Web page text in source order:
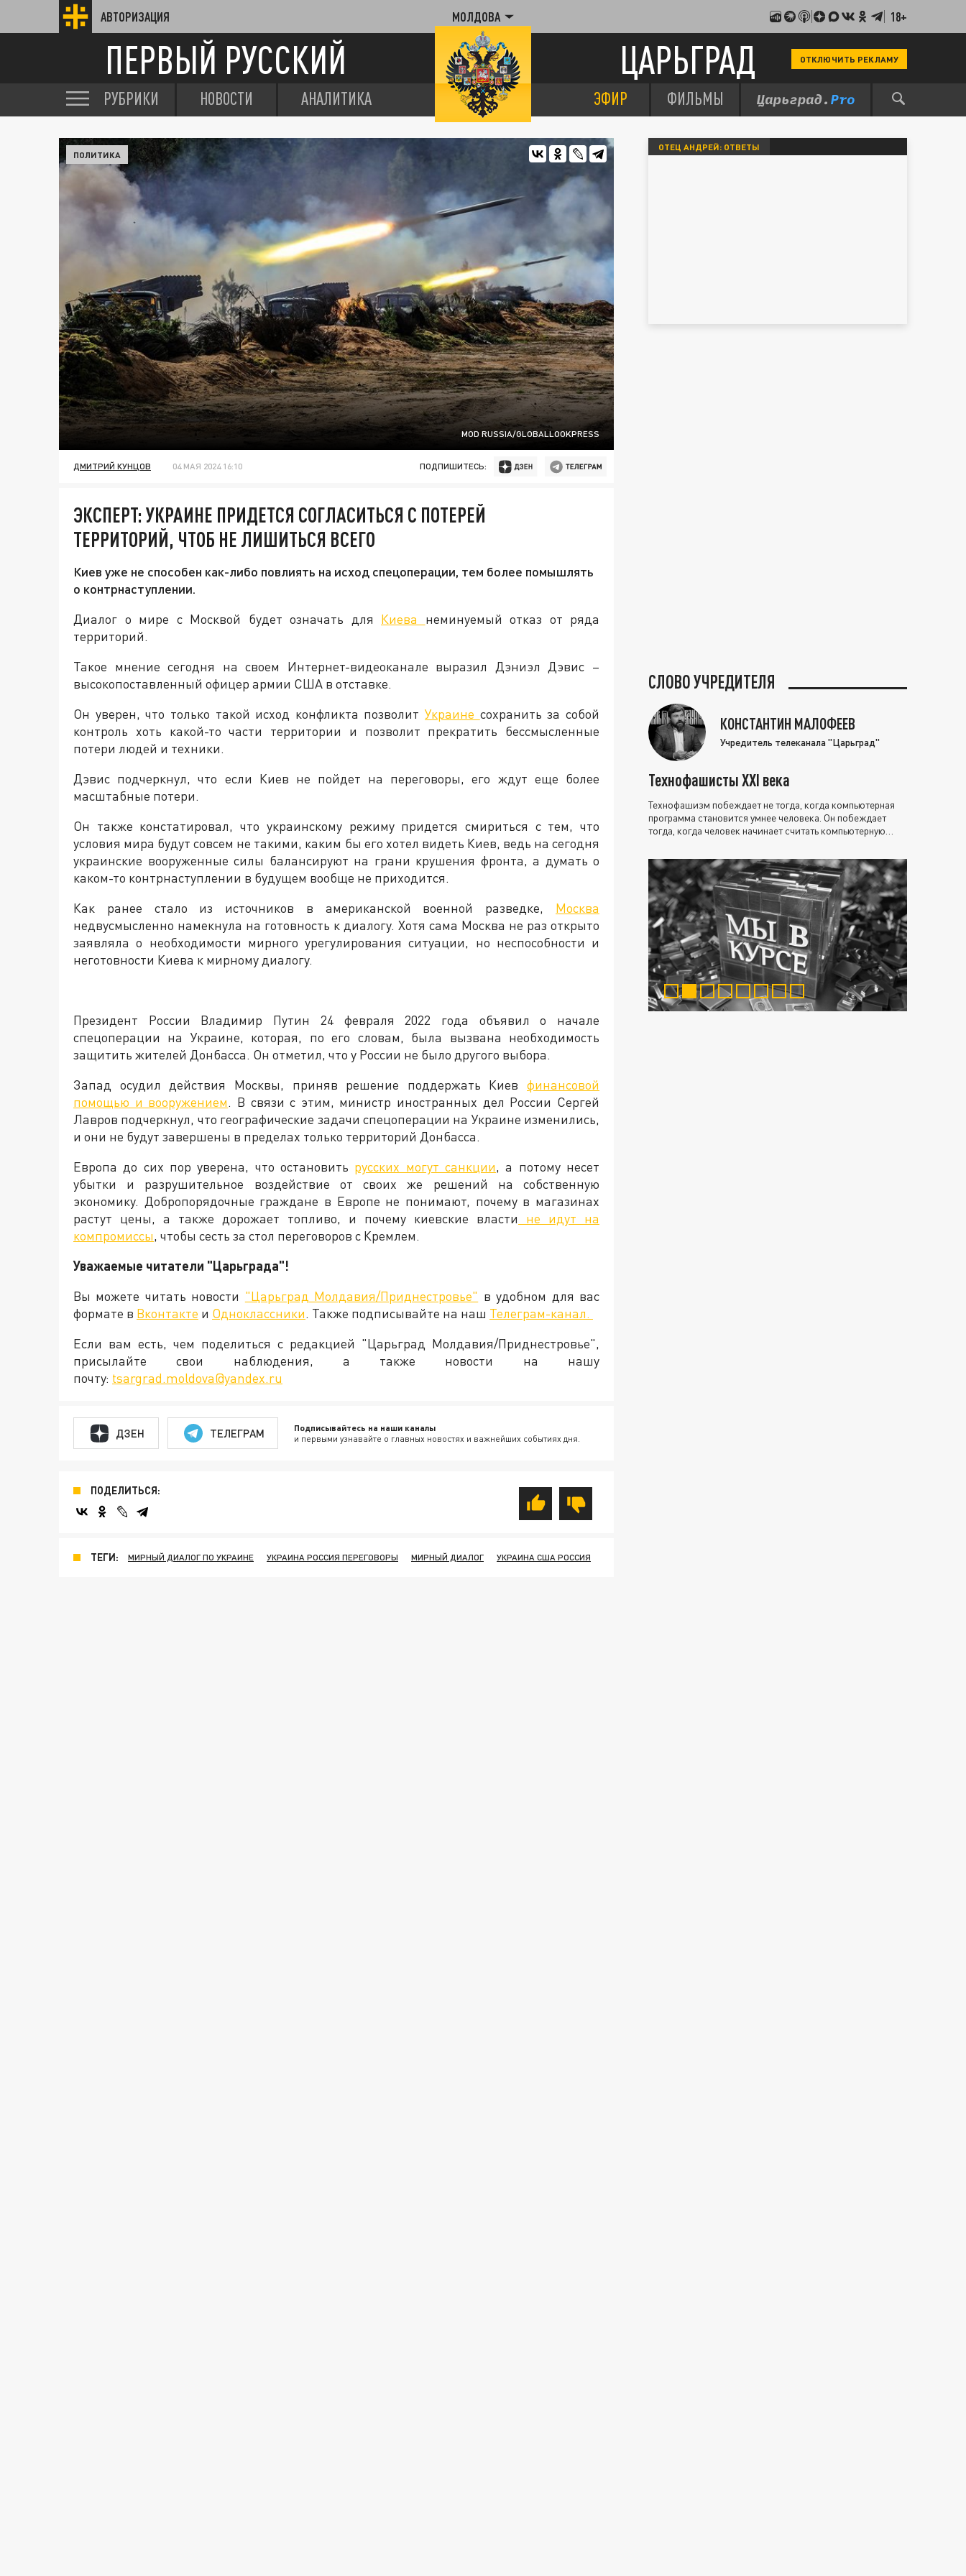
АВТОРИЗАЦИЯ МОЛДОВА 18+
ПЕРВЫЙ РУССКИЙ ЦАРЬГРАД ОТКЛЮЧИТЬ РЕКЛАМУ
РУБРИКИ НОВОСТИ АНАЛИТИКА ЭФИР ФИЛЬМЫ
MOD RUSSIA/GLOBALLOOKPRESS
ПОЛИТИКА
ДМИТРИЙ КУНЦОВ 04 МАЯ 2024 16:10 ПОДПИШИТЕСЬ:
ЭКСПЕРТ: УКРАИНЕ ПРИДЕТСЯ СОГЛАСИТЬСЯ С ПОТЕРЕЙ
ТЕРРИТОРИЙ, ЧТОБ НЕ ЛИШИТЬСЯ ВСЕГО
Киев уже не способен как-либо повлиять на исход спецоперации, тем более помышлять
о контрнаступлении.
Диалог о мире с Москвой будет означать для Киева неминуемый отказ от ряда
территорий.
Такое мнение сегодня на своем Интернет-видеоканале выразил Дэниэл Дэвис –
высокопоставленный офицер армии США в отставке.
Он уверен, что только такой исход конфликта позволитУкраине сохранить за собой
контроль хоть какой-то части территории и позволит прекратить бессмысленные
потери людей и техники.
Дэвис подчеркнул, что если Киев не пойдет на переговоры, его ждут еще более
масштабные потери.
Он также констатировал, что украинскому режиму придется смириться с тем, что
условия мира будут совсем не такими, каким бы его хотел видеть Киев, ведь на сегодня
украинские вооруженные силы балансируют на грани крушения фронта, а думать о
каком-то контрнаступлении в будущем вообще не приходится.
Как ранее стало из источников в американской военной разведке, Москва
недвусмысленно намекнула на готовность к диалогу. Хотя сама Москва не раз открыто
заявляла о необходимости мирного урегулирования ситуации, но неспособности и
неготовности Киева к мирному диалогу.
Президент России Владимир Путин 24 февраля 2022 года объявил о начале
спецоперации на Украине, которая, по его словам, была вызвана необходимость
защитить жителей Донбасса. Он отметил, что у России не было другого выбора.
Запад осудил действия Москвы, приняв решение поддержать Киев финансовой
помощью и вооружением. В связи с этим, министр иностранных дел России Сергей
Лавров подчеркнул, что географические задачи спецоперации на Украине изменились,
и они не будут завершены в пределах только территорий Донбасса.
Европа до сих пор уверена, что остановить русских могут санкции, а потому несет
убытки и разрушительное воздействие от своих же решений на собственную
экономику. Добропорядочные граждане в Европе не понимают, почему в магазинах
растут цены, а также дорожает топливо, и почему киевские власти не идут на
компромиссы, чтобы сесть за стол переговоров с Кремлем.
Уважаемые читатели "Царьграда"!
Вы можете читать новости "Царьград Молдавия/Приднестровье" в удобном для вас
формате в Вконтакте и Одноклассники. Также подписывайте на наш Телеграм-канал.
Если вам есть, чем поделиться с редакцией "Царьград Молдавия/Приднестровье",
присылайте свои наблюдения, а также новости на нашу
почту: tsargrad.moldova@yandex.ru
ДЗЕН ТЕЛЕГРАМ Подписывайтесь на наши каналы
и первыми узнавайте о главных новостях и важнейших событиях дня.
ПОДЕЛИТЬСЯ:
ТЕГИ: МИРНЫЙ ДИАЛОГ ПО УКРАИНЕ УКРАИНА РОССИЯ ПЕРЕГОВОРЫ МИРНЫЙ ДИАЛОГ УКРАИНА США РОССИЯ
ОТЕЦ АНДРЕЙ: ОТВЕТЫ
СЛОВО УЧРЕДИТЕЛЯ
КОНСТАНТИН МАЛОФЕЕВ
Учредитель телеканала "Царьград"
Технофашисты XXI века
Технофашизм побеждает не тогда, когда компьютерная
программа становится умнее человека. Он побеждает
тогда, когда человек начинает считать компьютерную